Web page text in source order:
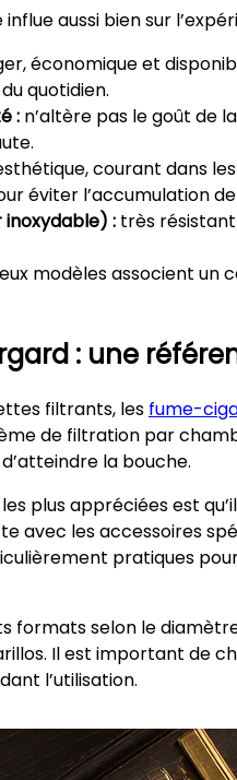
aussi bien sur
économique et
quotidien.
: n’altère pas le goût de
courant dans
éviter l’accumulation de
inoxydable) : très
modèles associent un
: une
filtrants, les fume-
de filtration par
la bouche.
plus appréciées est
avec les accessoires
pratiques
formats selon le
Il est important de
l’utilisation.